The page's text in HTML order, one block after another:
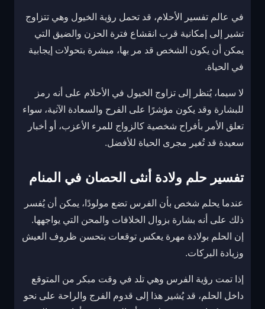
في عالم تفسير الأحلام، قد تحمل رؤية الخيول وهي تتزاوج
تشير إلى إمكانية قرب انقشاع فترة الحزن والضيق التي
يمكن أن يكون الشخص قد مر بها، مبشرة بتحولات إيجابية
في الحياة.
لا سيما، يُنظر إلى تزاوج الخيول في الأحلام على أنه رمز
للبشارة وقد يكون مؤشرًا على الفرح والسعادة الآتية، سواء
تعلق الأمر بأفراح شخصية كالزواج للمرء الأعزب، أو أخبار
سعيدة قد تُغير مجرى الحياة للأفضل.
تفسير حلم ولادة أنثى الحصان في المنام
عندما يحلم شخص بأن الفرس تضع مولودًا، يمكن أن يُفسر
ذلك على أنه بشارة بزوال الخلافات والمحن التي يواجهها.
إن الحلم بولادة مهرة يعكس توقعات بتحسن ظروف العيش
وزيادة البركات.
إذا تمت رؤية الفرس وهي تلد في وقت مبكر من المتوقع
داخل الحلم، قد يُشير هذا إلى قدوم الفرج والراحة على نحو